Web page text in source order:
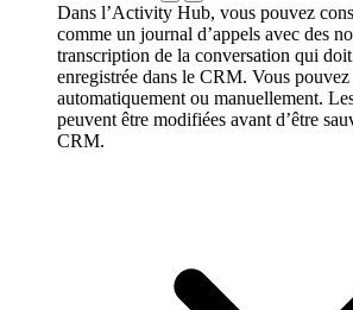
Dans l’Activity Hub, vous pouvez
comme un journal d’appels avec des
transcription de la conversation qui
enregistrée dans le CRM. Vous
automatiquement ou manuellement.
peuvent être modifiées avant d’être
CRM.